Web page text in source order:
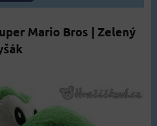
Mario Bros | Zelený